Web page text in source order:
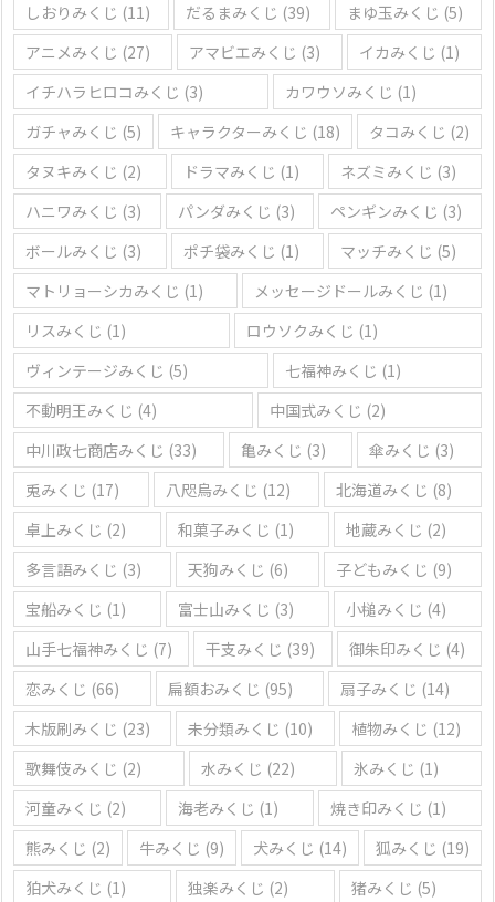
しおりみくじ (11) だるまみくじ (39) まゆ玉みくじ (5)
アニメみくじ (27) アマビエみくじ (3) イカみくじ (1)
イチハラヒロコみくじ (3) カワウソみくじ (1)
ガチャみくじ (5) キャラクターみくじ (18) タコみくじ (2)
タヌキみくじ (2) ドラマみくじ (1) ネズミみくじ (3)
ハニワみくじ (3) パンダみくじ (3) ペンギンみくじ (3)
ボールみくじ (3) ポチ袋みくじ (1) マッチみくじ (5)
マトリョーシカみくじ (1) メッセージドールみくじ (1)
リスみくじ (1) ロウソクみくじ (1)
ヴィンテージみくじ (5) 七福神みくじ (1)
不動明王みくじ (4) 中国式みくじ (2)
中川政七商店みくじ (33) 亀みくじ (3) 傘みくじ (3)
兎みくじ (17) 八咫烏みくじ (12) 北海道みくじ (8)
卓上みくじ (2) 和菓子みくじ (1) 地蔵みくじ (2)
多言語みくじ (3) 天狗みくじ (6) 子どもみくじ (9)
宝船みくじ (1) 富士山みくじ (3) 小槌みくじ (4)
山手七福神みくじ (7) 干支みくじ (39) 御朱印みくじ (4)
恋みくじ (66) 扁額おみくじ (95) 扇子みくじ (14)
木版刷みくじ (23) 未分類みくじ (10) 植物みくじ (12)
歌舞伎みくじ (2) 水みくじ (22) 氷みくじ (1)
河童みくじ (2) 海老みくじ (1) 焼き印みくじ (1)
熊みくじ (2) 牛みくじ (9) 犬みくじ (14) 狐みくじ (19)
狛犬みくじ (1) 独楽みくじ (2) 猪みくじ (5)